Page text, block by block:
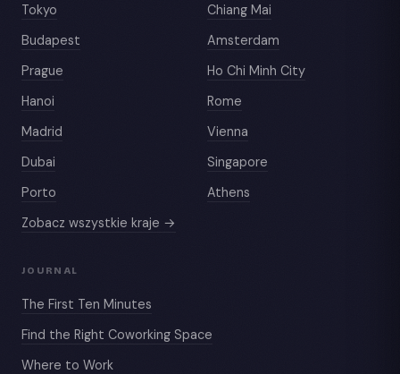
Tokyo
Chiang Mai
Budapest
Amsterdam
Prague
Ho Chi Minh City
Hanoi
Rome
Madrid
Vienna
Dubai
Singapore
Porto
Athens
Zobacz wszystkie kraje →
JOURNAL
The First Ten Minutes
Find the Right Coworking Space
Where to Work